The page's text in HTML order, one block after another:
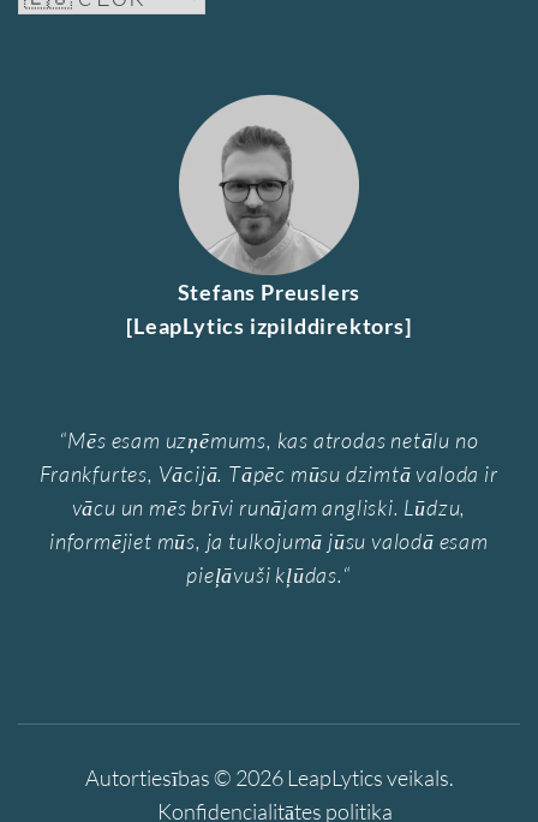
Stefans Preuslers
[LeapLytics izpilddirektors]
“Mēs esam uzņēmums, kas atrodas netālu no
Frankfurtes, Vācijā. Tāpēc mūsu dzimtā valoda ir
vācu un mēs brīvi runājam angliski. Lūdzu,
informējiet mūs, ja tulkojumā jūsu valodā esam
pieļāvuši kļūdas.“
Autortiesības © 2026LeapLytics veikals.
Konfidencialitātes politika